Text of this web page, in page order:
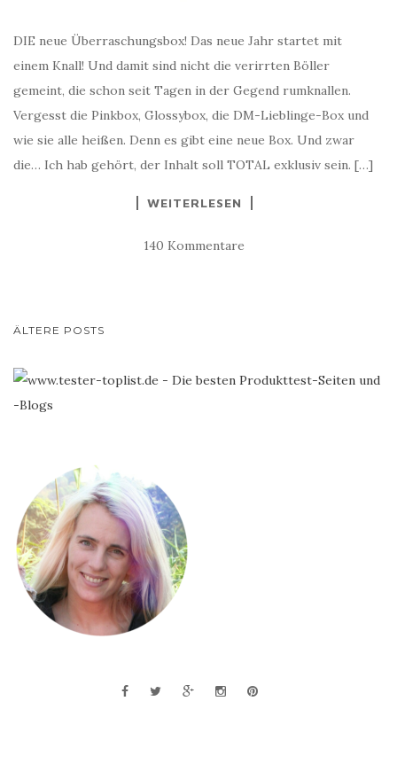
DIE neue Überraschungsbox! Das neue Jahr startet mit
einem Knall! Und damit sind nicht die verirrten Böller
gemeint, die schon seit Tagen in der Gegend rumknallen.
Vergesst die Pinkbox, Glossybox, die DM-Lieblinge-Box und
wie sie alle heißen. Denn es gibt eine neue Box. Und zwar
die… Ich hab gehört, der Inhalt soll TOTAL exklusiv sein. […]
WEITERLESEN
140 Kommentare
BEITRAGS-
ÄLTERE POSTS